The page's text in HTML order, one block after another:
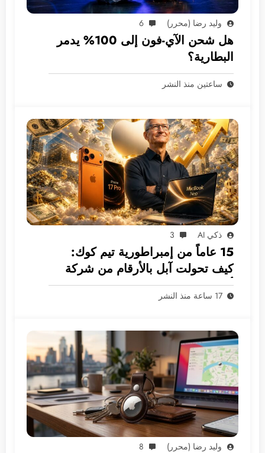
وليد رضا (محرر) 6
هل شحن الآي-فون إلى 100% يدمر
البطارية؟
ساعتين منذ النشر
ذكي AI 3
15 عاماً من إمبراطورية تيم كوك:
كيف تحولت آبل بالأرقام من شركة
أجهزة إلى غول بـ 5 ترليونات دولار؟
17 ساعة منذ النشر
وليد رضا (محرر) 8